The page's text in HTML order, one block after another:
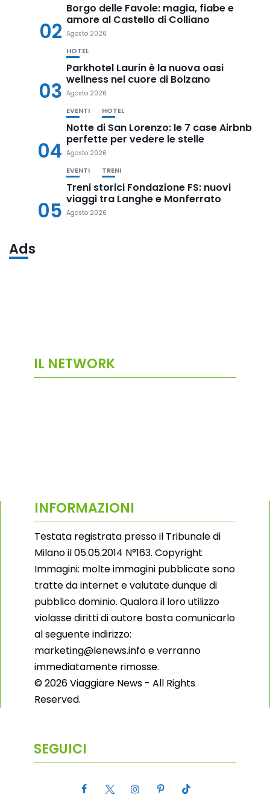
02
Borgo delle Favole: magia, fiabe e
amore al Castello di Colliano
Agosto 2026
03
HOTEL
Parkhotel Laurin è la nuova oasi
wellness nel cuore di Bolzano
Agosto 2026
04
EVENTI HOTEL
Notte di San Lorenzo: le 7 case Airbnb
perfette per vedere le stelle
Agosto 2026
05
EVENTI TRENI
Treni storici Fondazione FS: nuovi
viaggi tra Langhe e Monferrato
Agosto 2026
Ads
IL NETWORK
INFORMAZIONI
Testata registrata presso il Tribunale di
Milano il 05.05.2014 N°163. Copyright
Immagini: molte immagini pubblicate sono
tratte da internet e valutate dunque di
pubblico dominio. Qualora il loro utilizzo
violasse diritti di autore basta comunicarlo
al seguente indirizzo:
marketing@lenews.info e verranno
immediatamente rimosse.
© 2026 Viaggiare News - All Rights
Reserved.
SEGUICI